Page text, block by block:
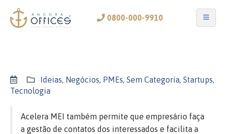
0800-000-9910
Ideias, Negócios, PMEs, Sem Categoria, Startups,
Tecnologia
Acelera MEI também permite que empresário faça
a gestão de contatos dos interessados e facilita a